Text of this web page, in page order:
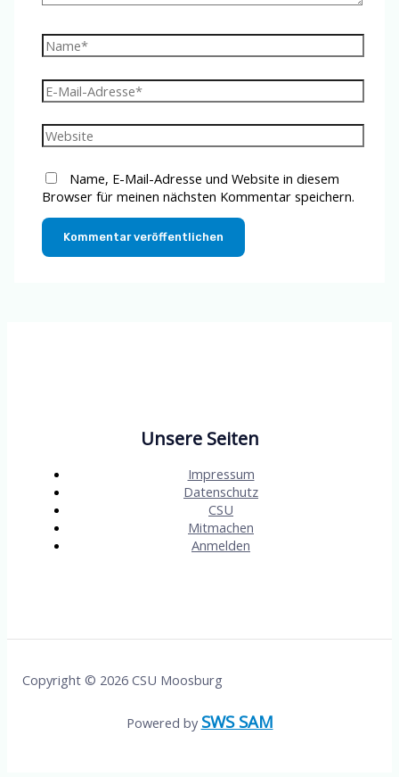
Name*
E-
Mail-
Adresse*
Website
Name, E-Mail-Adresse und Website in diesem
Browser für meinen nächsten Kommentar speichern.
Unsere Seiten
Impressum
Datenschutz
CSU
Mitmachen
Anmelden
Copyright © 2026 CSU Moosburg
Powered by SWS SAM